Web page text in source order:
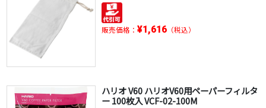
販売価格： ¥1,616（税込）
ハリオ V60 ハリオV60用ペーパーフィルタ
ー 100枚入 VCF-02-100M